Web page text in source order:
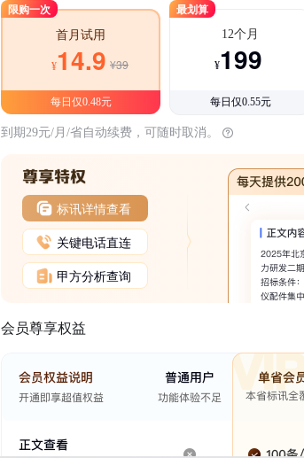
限购一次
首月试用
¥14.9 ¥39
每日仅0.48元
最划算
12个月
¥199
每日仅0.55元
到期29元/月/省自动续费，可随时取消。
标讯详情查看
关键电话直连
甲方分析查询
会员尊享权益